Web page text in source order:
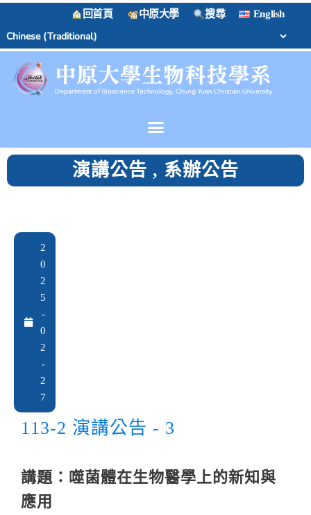
回首頁 中原大學 搜尋 English
演講公告 , 系辦公告
2
0
2
5
-
0
2
-
2
7
113-2 演講公告 - 3
講題：噬菌體在生物醫學上的新知與
應用